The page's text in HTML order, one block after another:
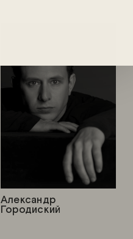
Александр
Городиский